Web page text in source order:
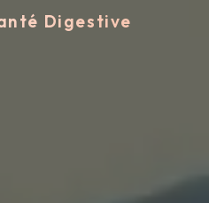
Digestive